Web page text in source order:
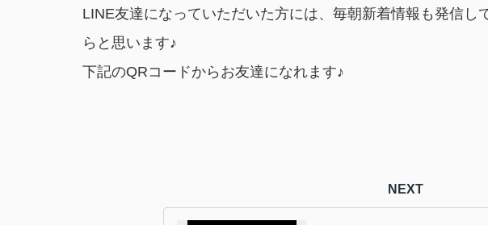
LINE友達になっていただいた方には、毎朝新着情報も発信し
らと思います♪
下記のQRコードからお友達になれます♪
NEXT